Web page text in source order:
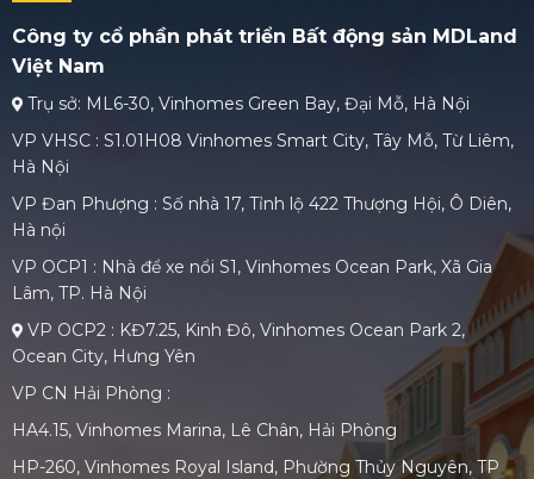
Công ty cổ phần phát triển Bất động sản MDLand
Việt Nam
Trụ sở: ML6-30, Vinhomes Green Bay, Đại Mỗ, Hà Nội
VP VHSC : S1.01H08 Vinhomes Smart City, Tây Mỗ, Từ Liêm,
Hà Nội
VP Đan Phượng : Số nhà 17, Tỉnh lộ 422 Thượng Hội, Ô Diên,
Hà nội
VP OCP1 : Nhà để xe nổi S1, Vinhomes Ocean Park, Xã Gia
Lâm, TP. Hà Nội
VP OCP2 : KĐ7.25, Kinh Đô, Vinhomes Ocean Park 2,
Ocean City, Hưng Yên
VP CN Hải Phòng :
HA4.15, Vinhomes Marina, Lê Chân, Hải Phòng
HP-260, Vinhomes Royal Island, Phường Thủy Nguyên, TP